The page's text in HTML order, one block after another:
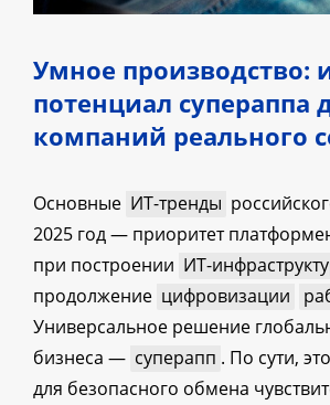
Умное производство:
потенциал супераппа
компаний реального
Основные ИТ-тренды
2025 год — приоритет
при построении ИТ-
продолжение цифровизации
Универсальное решение
бизнеса — суперапп . По сути,
для безопасного обмена